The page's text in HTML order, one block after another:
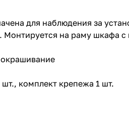
для наблюдения за
Монтируется на раму шкафа
комплект крепежа 1 шт.